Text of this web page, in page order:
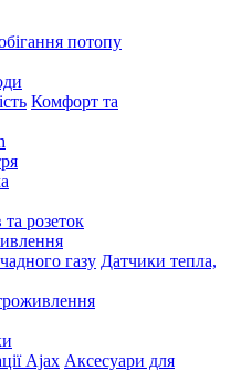
потопу
Комфорт та
розеток
Датчики тепла,
Аксесуари для